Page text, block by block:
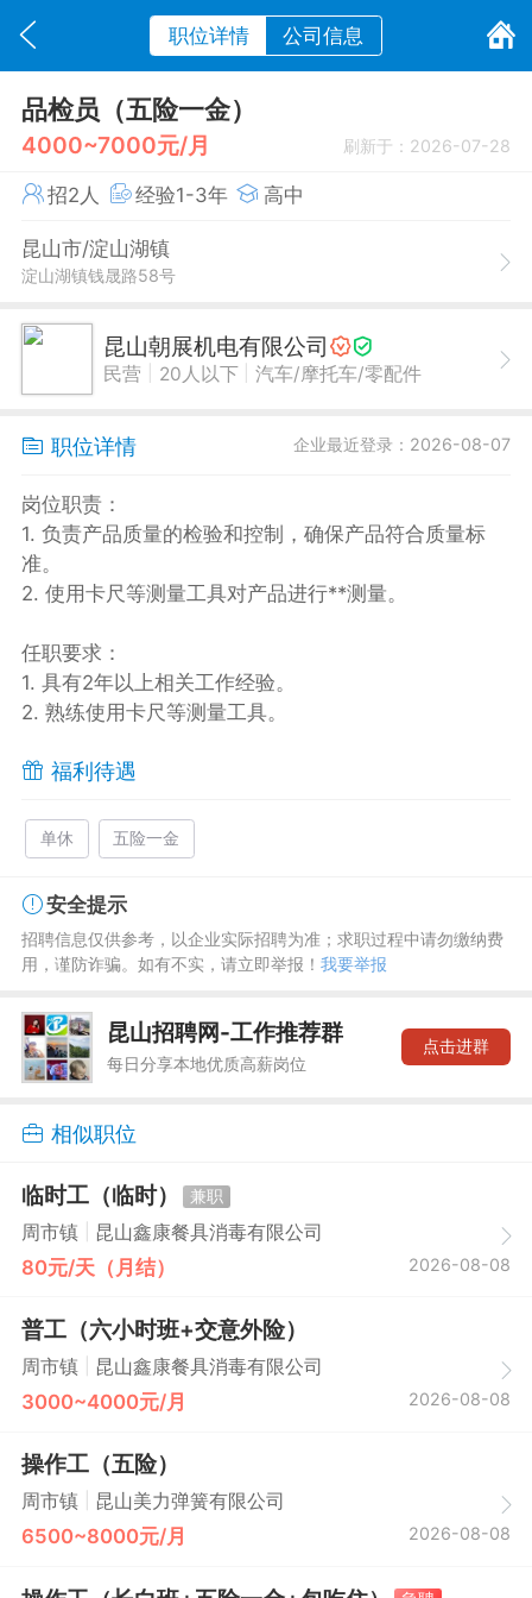
职位详情 公司信息
品检员（五险一金）
4000~7000元/月 刷新于：2026-07-28
招2人 经验1-3年 高中
昆山市/淀山湖镇
淀山湖镇钱晟路58号
昆山朝展机电有限公司
民营 20人以下 汽车/摩托车/零配件
职位详情 企业最近登录：2026-08-07
岗位职责：
1. 负责产品质量的检验和控制，确保产品符合质量标
准。
2. 使用卡尺等测量工具对产品进行**测量。
任职要求：
1. 具有2年以上相关工作经验。
2. 熟练使用卡尺等测量工具。
福利待遇
单休 五险一金
安全提示
招聘信息仅供参考，以企业实际招聘为准；求职过程中请勿缴纳费
用，谨防诈骗。如有不实，请立即举报！ 我要举报
昆山招聘网-工作推荐群
每日分享本地优质高薪岗位
点击进群
相似职位
临时工（临时）
兼职
周市镇
昆山鑫康餐具消毒有限公司
80元/天（月结） 2026-08-08
普工（六小时班+交意外险）
周市镇 昆山鑫康餐具消毒有限公司
3000~4000元/月 2026-08-08
操作工（五险）
周市镇 昆山美力弹簧有限公司
6500~8000元/月 2026-08-08